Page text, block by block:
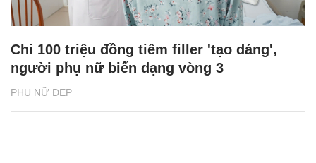
PHỤ NỮ ĐẸP
Chi 100 triệu đồng tiêm filler 'tạo dáng',
người phụ nữ biến dạng vòng 3